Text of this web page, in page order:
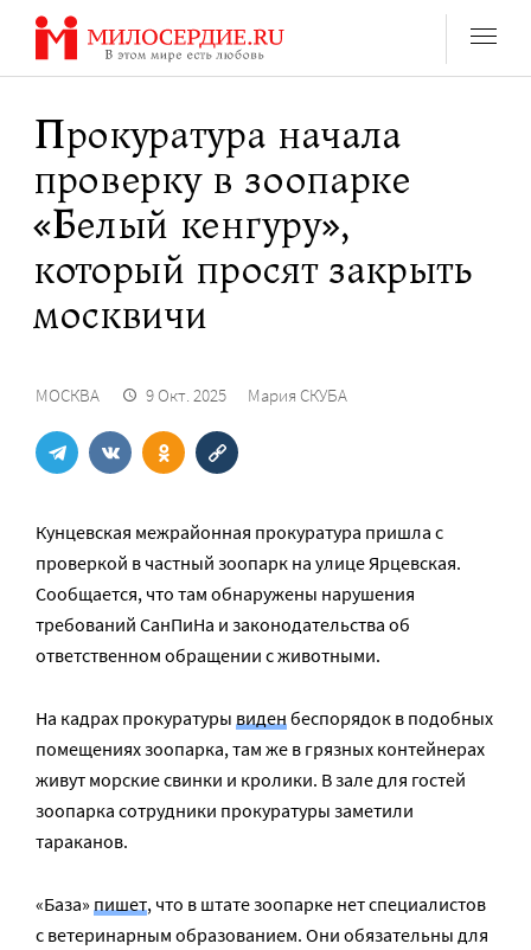
Перейти
содержанию
Прокуратура начала
проверку в зоопарке
«Белый кенгуру»,
который просят закрыть
москвичи
МОСКВА 9 Окт. 2025 Мария СКУБА
Кунцевская межрайонная прокуратура пришла с
проверкой в частный зоопарк на улице Ярцевская.
Сообщается, что там обнаружены нарушения
требований СанПиНа и законодательства об
ответственном обращении с животными.
На кадрах прокуратуры виденбеспорядок в подобных
помещениях зоопарка, там же в грязных контейнерах
живут морские свинки и кролики. В зале для гостей
зоопарка сотрудники прокуратуры заметили
тараканов.
«База» пишет, что в штате зоопарке нет специалистов
с ветеринарным образованием. Они обязательны для